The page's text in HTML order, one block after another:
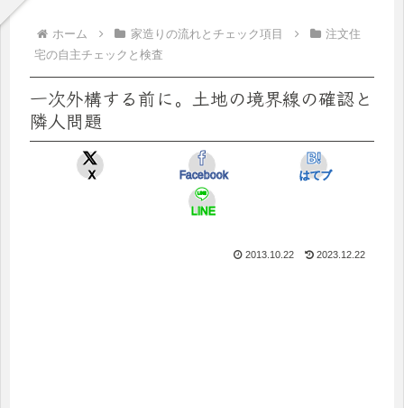
ホーム 家造りの流れとチェック項目
注文住
宅の自主チェックと検査
一次外構する前に。土地の境界線の確認と
隣人問題
X Facebook はてブ
LINE
2013.10.22 2023.12.22